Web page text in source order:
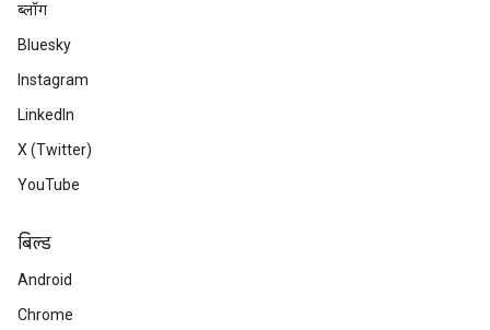
ब्लॉग
Bluesky
Instagram
LinkedIn
X (Twitter)
YouTube
बिल्ड
Android
Chrome